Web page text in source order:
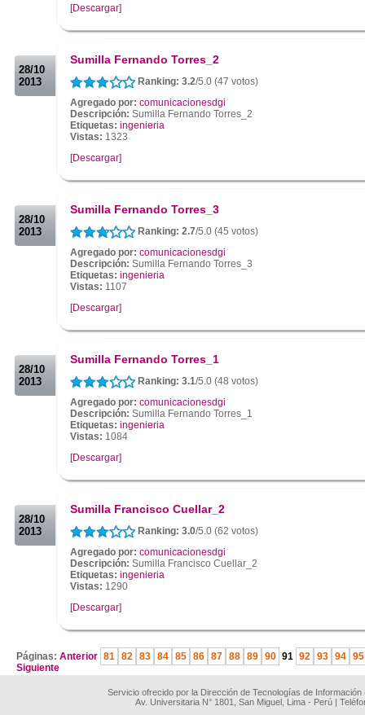
[Descargar]
28/10
2013
Sumilla Fernando Torres_2
Ranking: 3.2/5.0 (47 votos)
Agregado por: comunicacionesdgi
Descripción: Sumilla Fernando Torres_2
Etiquetas: ingenieria
Vistas: 1323
[Descargar]
28/10
2013
Sumilla Fernando Torres_3
Ranking: 2.7/5.0 (45 votos)
Agregado por: comunicacionesdgi
Descripción: Sumilla Fernando Torres_3
Etiquetas: ingenieria
Vistas: 1107
[Descargar]
28/10
2013
Sumilla Fernando Torres_1
Ranking: 3.1/5.0 (48 votos)
Agregado por: comunicacionesdgi
Descripción: Sumilla Fernando Torres_1
Etiquetas: ingenieria
Vistas: 1084
[Descargar]
28/10
2013
Sumilla Francisco Cuellar_2
Ranking: 3.0/5.0 (62 votos)
Agregado por: comunicacionesdgi
Descripción: Sumilla Francisco Cuellar_2
Etiquetas: ingenieria
Vistas: 1290
[Descargar]
Páginas: Anterior 81 82 83 84 85 86 87 88 89 90 91 92 93 94 95
Siguiente
Servicio ofrecido por la Dirección de Tecnologías de
Av. Universitaria N° 1801, San Miguel, Lima - Perú |